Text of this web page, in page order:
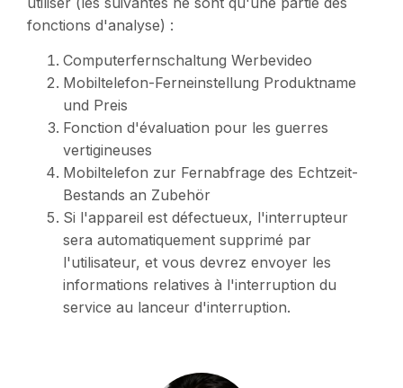
fonctions d'analyse) :
Computerfernschaltung Werbevideo
Mobiltelefon-Ferneinstellung Produktname
und Preis
Fonction d'évaluation pour les guerres
vertigineuses
Mobiltelefon zur Fernabfrage des Echtzeit-
Bestands an Zubehör
Si l'appareil est défectueux, l'interrupteur
sera automatiquement supprimé par
l'utilisateur, et vous devrez envoyer les
informations relatives à l'interruption du
service au lanceur d'interruption.